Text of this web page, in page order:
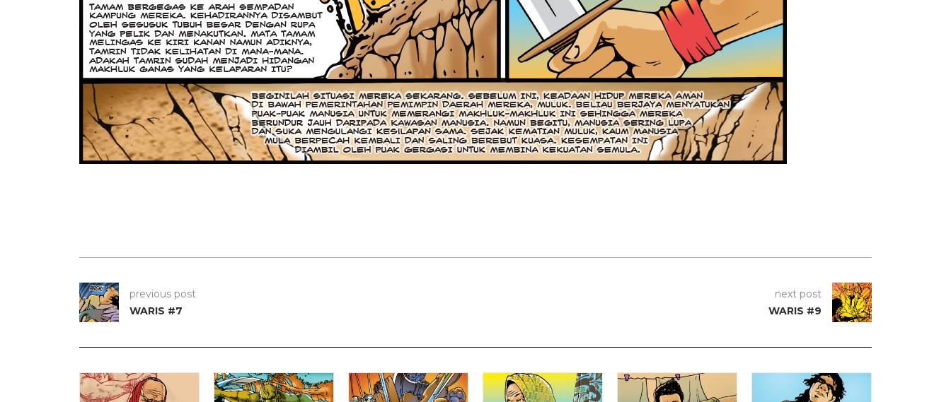
previous post
WARIS #7
next post
WARIS #9